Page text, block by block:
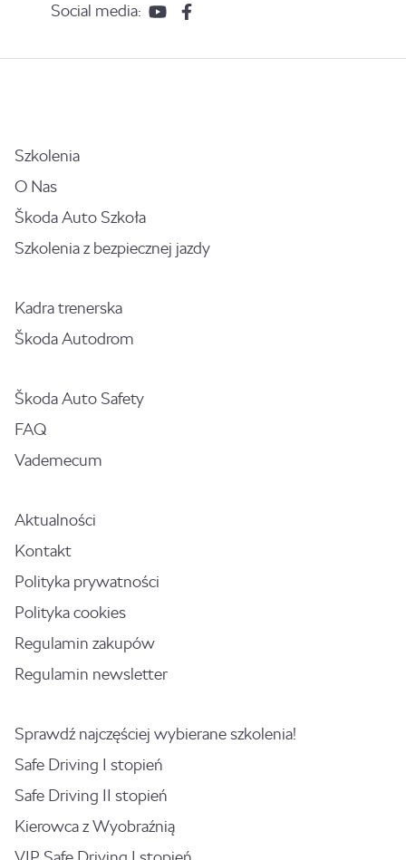
Social media:
Szkolenia
O Nas
Škoda Auto Szkoła
Szkolenia z bezpiecznej jazdy
Kadra trenerska
Škoda Autodrom
Škoda Auto Safety
FAQ
Vademecum
Aktualności
Kontakt
Polityka prywatności
Polityka cookies
Regulamin zakupów
Regulamin newsletter
Sprawdź najczęściej wybierane szkolenia!
Safe Driving I stopień
Safe Driving II stopień
Kierowca z Wyobraźnią